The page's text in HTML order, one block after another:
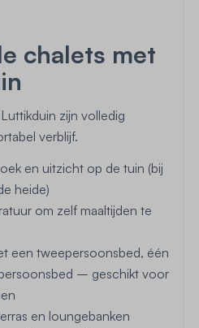
chalets met
zijn volledig
verblijf.
en uitzicht op de tuin (bij
heide)
om zelf maaltijden te
een tweepersoonsbed, één
– geschikt voor
en loungebanken